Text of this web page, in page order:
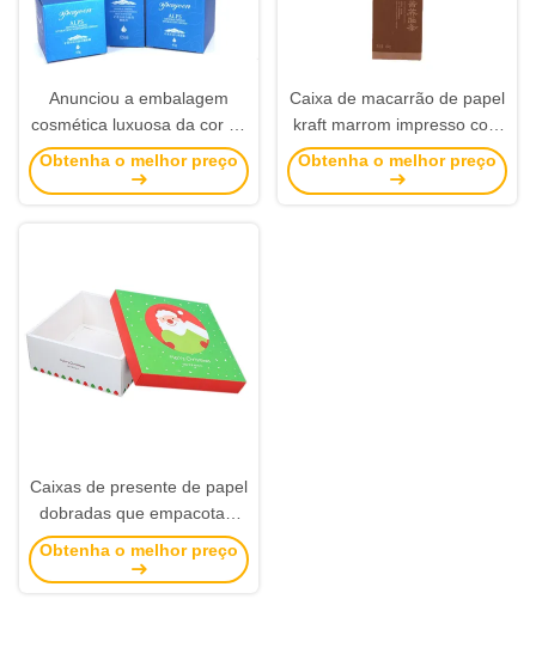
Anunciou a embalagem
cosmética luxuosa da cor da
caixa de papel com logotipo
de carimbo de prata
Obtenha o melhor preço
Caixa de macarrão de papel
kraft marrom impresso com
embalagem sob medida
para janela
Obtenha o melhor preço
Caixas de presente de papel
dobradas que empacotam
com as caixas do cartão das
tampas para o Natal
Obtenha o melhor preço